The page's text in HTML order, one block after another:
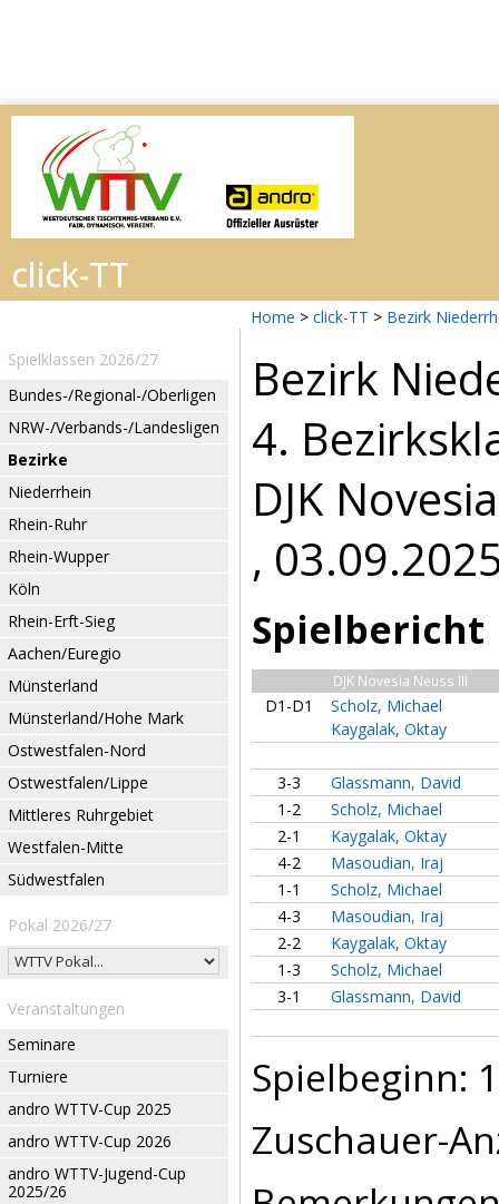
Home > click-TT > Bezirk
Spielklassen 2026/27
Bundes-/Regional-/Oberligen
NRW-/Verbands-/Landesligen
Bezirke
Niederrhein
Rhein-Ruhr
Rhein-Wupper
Köln
Rhein-Erft-Sieg
Aachen/Euregio
Münsterland
Münsterland/Hohe Mark
Ostwestfalen-Nord
Ostwestfalen/Lippe
Mittleres Ruhrgebiet
Westfalen-Mitte
Südwestfalen
Pokal 2026/27
Veranstaltungen
Seminare
Turniere
andro WTTV-Cup 2025
andro WTTV-Cup 2026
andro WTTV-Jugend-Cup
2025/26
Bezirk
4.
DJK
,
Spielbericht
DJK Novesia Neuss III
D1-D1
Scholz, Michael
Kaygalak, Oktay
3-3
Glassmann, David
1-2
Scholz, Michael
2-1
Kaygalak, Oktay
4-2
Masoudian, Iraj
1-1
Scholz, Michael
4-3
Masoudian, Iraj
2-2
Kaygalak, Oktay
1-3
Scholz, Michael
3-1
Glassmann, David
Spielbeginn:
Zuschauer-